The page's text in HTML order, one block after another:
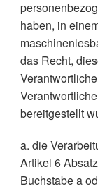
haben, in
das Recht,
bereitgestellt
a. die
Artikel 6
Buchstabe a